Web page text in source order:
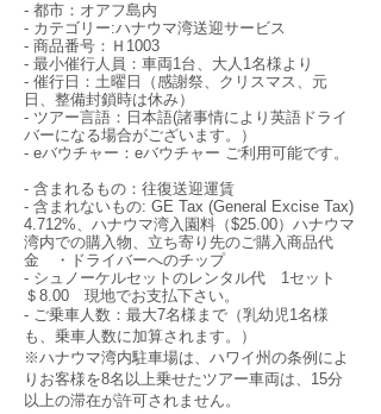
- 都市：オアフ島内
- カテゴリー:ハナウマ湾送迎サービス
- 商品番号：Ｈ1003
- 最小催行人員：車両1台、大人1名様より
- 催行日：土曜日（感謝祭、クリスマス、元
日、整備封鎖時は休み）
- ツアー言語：日本語(諸事情により英語ドライ
バーになる場合がございます。）
- eバウチャー：eバウチャー ご利用可能です。
- 含まれるもの：往復送迎運賃
- 含まれないもの: GE Tax (General Excise Tax)
4.712%、ハナウマ湾入園料（$25.00）ハナウマ
湾内での購入物、立ち寄り先のご購入商品代
金 ・ドライバーへのチップ
- シュノーケルセットのレンタル代 1セット
＄8.00 現地でお支払下さい。
- ご乗車人数：最大7名様まで（乳幼児1名様
も、乗車人数に加算されます。）
※ハナウマ湾内駐車場は、ハワイ州の条例によ
りお客様を8名以上乗せたツアー車両は、15分
以上の滞在が許可されません。